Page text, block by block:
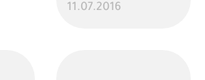
11.07.2016